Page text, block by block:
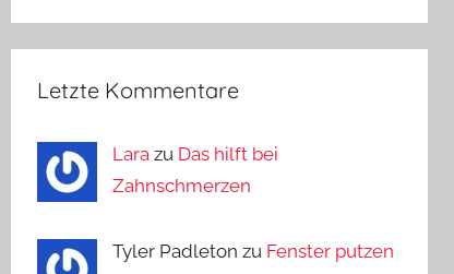
Letzte Kommentare
Larazu Das hilft bei
Zahnschmerzen
Tyler Padleton zu Fenster putzen